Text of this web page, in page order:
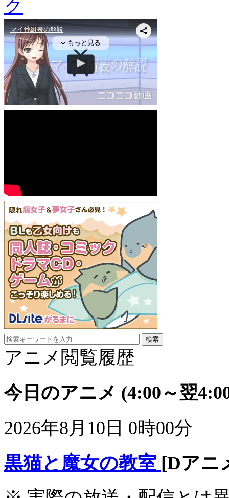
アニメ閲覧履歴
今日のアニメ (4:00～翌
2026年8月10日 0時00分
黒猫と魔女の教室 [Dアニ